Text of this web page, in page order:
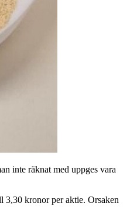
inte räknat med uppges vara
kronor per aktie. Orsaken